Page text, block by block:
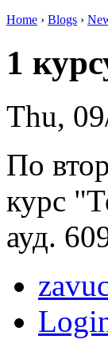
Home › Blogs ›
1
Thu,
По
курс
ауд.